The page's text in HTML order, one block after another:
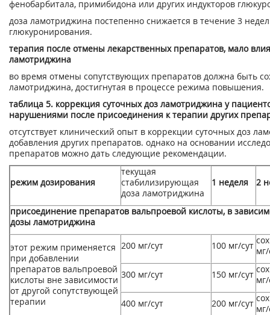
фенобарбитала, примибидона или других индукторов
доза ламотриджина постепенно снижается в течение 3
глюкуронирования.
терапия после отмены лекарственных препаратов, мало
ламотриджина
во время отмены сопутствующих препаратов должна быть
ламотриджина, достигнутая в процессе режима повышения.
таблица 5. коррекция суточных доз ламотриджина у
нарушениями после присоединения к терапии других
отсутствует клинический опыт в коррекции суточных доз
добавления других препаратов. однако на основании
препаратов можно дать следующие рекомендации.
режим дозирования
текущая
стабилизирующая
доза ламотриджина
1 неделя 2
присоединение препаратов вальпроевой кислоты, в
дозы ламотриджина
этот режим применяется
при добавлении
препаратов вальпроевой
кислоты вне зависимости
от другой сопутствующей
терапии
200 мг/сут 100 мг/сут мг/
300 мг/сут 150 мг/сут мг/
400 мг/сут 200 мг/сут мг/